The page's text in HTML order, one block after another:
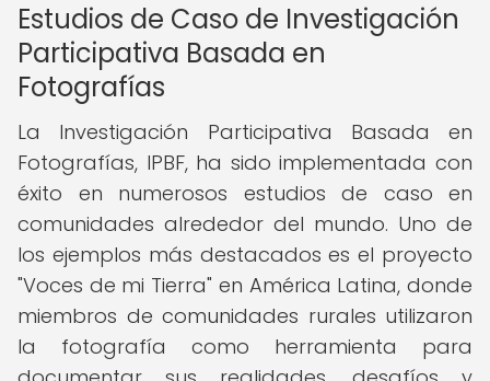
Estudios de Caso de Investigación
Participativa Basada en
Fotografías
La Investigación Participativa Basada en
Fotografías, IPBF, ha sido implementada con
éxito en numerosos estudios de caso en
comunidades alrededor del mundo. Uno de
los ejemplos más destacados es el proyecto
"Voces de mi Tierra" en América Latina, donde
miembros de comunidades rurales utilizaron
la fotografía como herramienta para